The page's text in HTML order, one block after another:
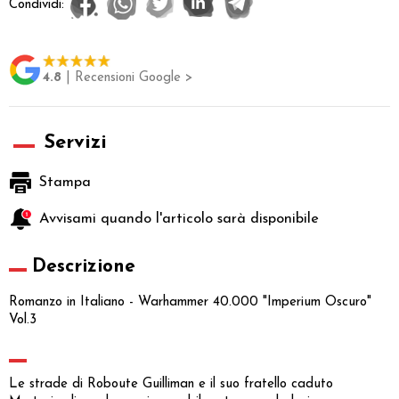
Condividi:
4.8 | Recensioni Google >
Servizi
Stampa
Avvisami quando l'articolo sarà disponibile
Descrizione
Romanzo in Italiano - Warhammer 40.000 "Imperium Oscuro"
Vol.3
Le strade di Roboute Guilliman e il suo fratello caduto